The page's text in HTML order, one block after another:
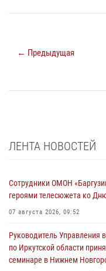
← Предыдущая
ЛЕНТА НОВОСТЕЙ
Сотрудники ОМОН
героями телесюжета ко
07 августа 2026, 09:52
Руководитель Управления
по Иркутской области
семинаре в Нижнем